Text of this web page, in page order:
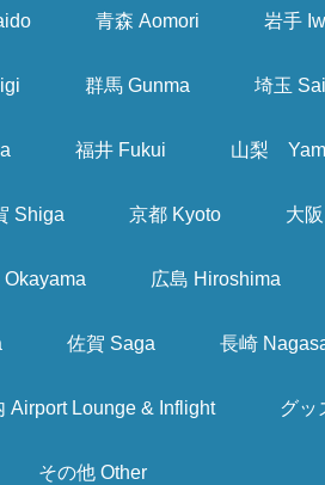
青森 Aomori 岩手
群馬 Gunma 埼玉
福井 Fukui 山梨
Shiga 京都 Kyoto 大
Okayama 広島 Hiroshima
佐賀 Saga 長崎
Airport Lounge & Inflight グッ
その他 Other